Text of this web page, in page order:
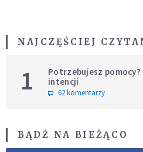
NAJCZĘŚCIEJ
1
Potrzebujesz
intencji
62 komentarzy
BĄDŹ NA BIEŻĄCO